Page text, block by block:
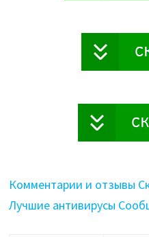
Комментарии и отзывы
Лучшие антивирусы